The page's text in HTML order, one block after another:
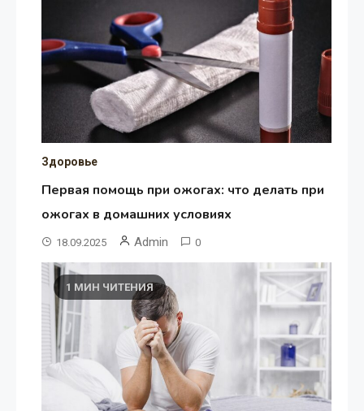
Здоровье
Первая помощь при ожогах: что делать при
ожогах в домашних условиях
18.09.2025 Admin 0
1 МИН ЧИТЕНИЯ